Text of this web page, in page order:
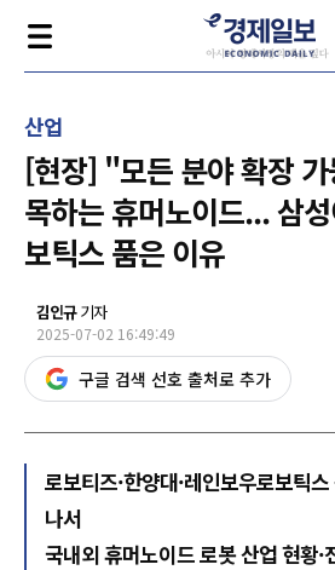
산업
[현장] "모든 분야 확장
목하는 휴머노이드... 삼
보틱스 품은 이유
김인규기자
2025-07-02 16:49:49
구글 검색 선호 출처로 추가
로보티즈·한양대·레인보우로보틱
나서
국내외 휴머노이드 로봇 산업 현황